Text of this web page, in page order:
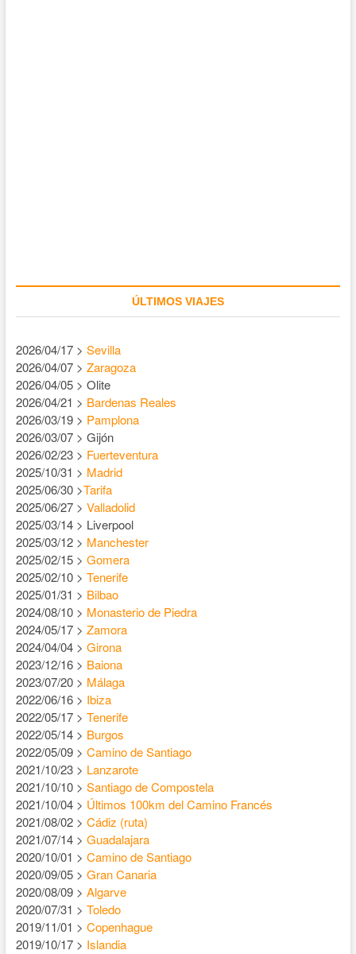
ÚLTIMOS VIAJES
2026/04/17 > Sevilla
2026/04/07 > Zaragoza
2026/04/05 > Olite
2026/04/21 > Bardenas Reales
2026/03/19 > Pamplona
2026/03/07 > Gijón
2026/02/23 > Fuerteventura
2025/10/31 > Madrid
2025/06/30 >Tarifa
2025/06/27 > Valladolid
2025/03/14 > Liverpool
2025/03/12 > Manchester
2025/02/15 > Gomera
2025/02/10 > Tenerife
2025/01/31 > Bilbao
2024/08/10 > Monasterio de Piedra
2024/05/17 > Zamora
2024/04/04 > Girona
2023/12/16 > Baiona
2023/07/20 > Málaga
2022/06/16 > Ibiza
2022/05/17 > Tenerife
2022/05/14 > Burgos
2022/05/09 > Camino de Santiago
2021/10/23 > Lanzarote
2021/10/10 > Santiago de Compostela
2021/10/04 > Últimos 100km del Camino Francés
2021/08/02 > Cádiz (ruta)
2021/07/14 > Guadalajara
2020/10/01 > Camino de Santiago
2020/09/05 > Gran Canaria
2020/08/09 > Algarve
2020/07/31 > Toledo
2019/11/01 > Copenhague
2019/10/17 > Islandia